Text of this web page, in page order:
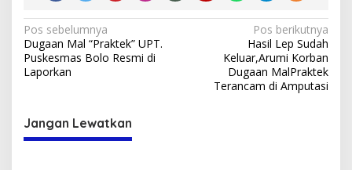
Navigasi
pos
Pos sebelumnya
Dugaan Mal “Praktek” UPT.
Puskesmas Bolo Resmi di
Laporkan
Pos berikutnya
Hasil Lep Sudah
Keluar,Arumi Korban
Dugaan MalPraktek
Terancam di Amputasi
Jangan Lewatkan